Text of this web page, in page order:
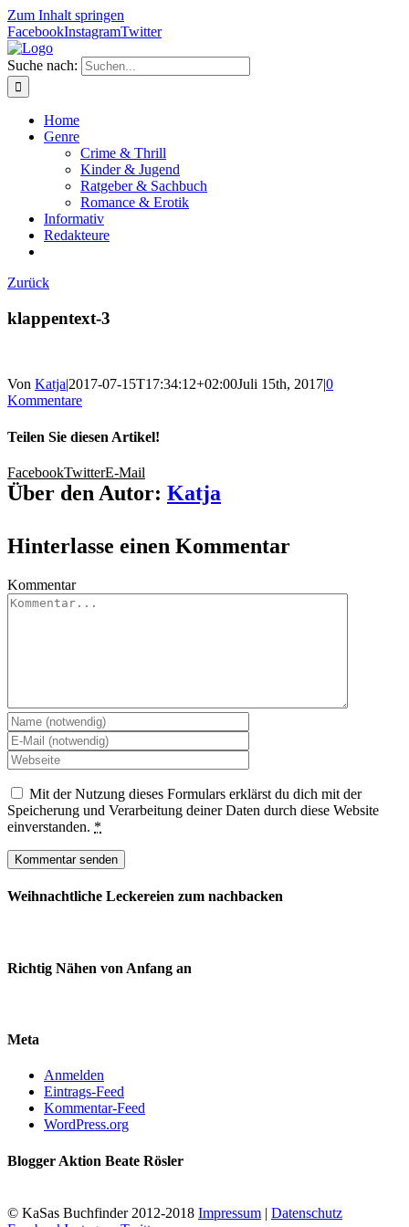
Zum Inhalt springen
FacebookInstagramTwitter
Suche nach:
Home
Genre
Crime & Thrill
Kinder & Jugend
Ratgeber & Sachbuch
Romance & Erotik
Informativ
Redakteure
Zurück
klappentext-3
Von Katja|2017-07-15T17:34:12+02:00Juli 15th, 2017|0
Kommentare
Teilen Sie diesen Artikel!
FacebookTwitterE-Mail
Über den Autor: Katja
Hinterlasse einen Kommentar
Kommentar
Mit der Nutzung dieses Formulars erklärst du dich mit der
Speicherung und Verarbeitung deiner Daten durch diese Website
einverstanden. *
Weihnachtliche Leckereien zum nachbacken
Richtig Nähen von Anfang an
Meta
Anmelden
Eintrags-Feed
Kommentar-Feed
WordPress.org
Blogger Aktion Beate Rösler
© KaSas Buchfinder 2012-2018 Impressum | Datenschutz